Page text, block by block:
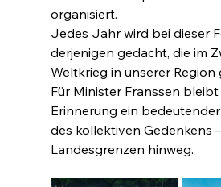
organisiert.
Jedes Jahr wird bei dieser
derjenigen gedacht, die im
Weltkrieg in unserer Region
Für Minister Franssen bleibt
Erinnerung ein
des kollektiven Gedenkens
Landesgrenzen hinweg.